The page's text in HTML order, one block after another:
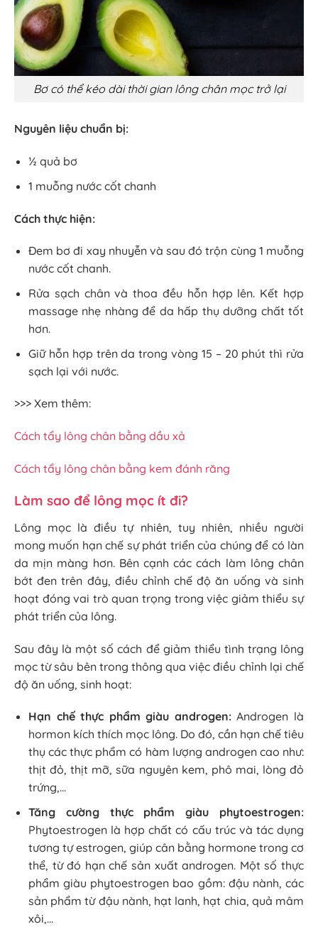
Bơ có thể kéo dài thời gian lông chân mọc trở lại
Nguyên liệu chuẩn bị:
½ quả bơ
1 muỗng nước cốt chanh
Cách thực hiện:
Đem bơ đi xay nhuyễn và sau đó trộn cùng 1 muỗng
nước cốt chanh.
Rửa sạch chân và thoa đều hỗn hợp lên. Kết hợp
massage nhẹ nhàng để da hấp thụ dưỡng chất tốt
hơn.
Giữ hỗn hợp trên da trong vòng 15 – 20 phút thì rửa
sạch lại với nước.
>>> Xem thêm:
Cách tẩy lông chân bằng dầu xả
Cách tẩy lông chân bằng kem đánh răng
Làm sao để lông mọc ít đi?
Lông mọc là điều tự nhiên, tuy nhiên, nhiều người
mong muốn hạn chế sự phát triển của chúng để có làn
da mịn màng hơn. Bên cạnh các cách làm lông chân
bớt đen trên đây, điều chỉnh chế độ ăn uống và sinh
hoạt đóng vai trò quan trọng trong việc giảm thiểu sự
phát triển của lông.
Sau đây là một số cách để giảm thiểu tình trạng lông
mọc từ sâu bên trong thông qua việc điều chỉnh lại chế
độ ăn uống, sinh hoạt:
Hạn chế thực phẩm giàu androgen:Androgen là
hormon kích thích mọc lông. Do đó, cần hạn chế tiêu
thụ các thực phẩm có hàm lượng androgen cao như:
thịt đỏ, thịt mỡ, sữa nguyên kem, phô mai, lòng đỏ
trứng,…
Tăng cường thực phẩm giàu phytoestrogen:
Phytoestrogen là hợp chất có cấu trúc và tác dụng
tương tự estrogen, giúp cân bằng hormone trong cơ
thể, từ đó hạn chế sản xuất androgen. Một số thực
phẩm giàu phytoestrogen bao gồm: đậu nành, các
sản phẩm từ đậu nành, hạt lanh, hạt chia, quả mâm
xôi,…